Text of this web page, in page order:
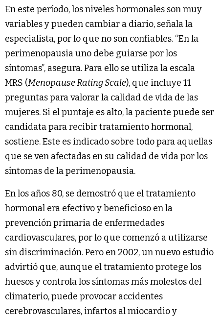
En este período, los niveles hormonales son muy
variables y pueden cambiar a diario, señala la
especialista, por lo que no son confiables. “En la
perimenopausia uno debe guiarse por los
síntomas”, asegura. Para ello se utiliza la escala
MRS (Menopause Rating Scale), que incluye 11
preguntas para valorar la calidad de vida de las
mujeres. Si el puntaje es alto, la paciente puede ser
candidata para recibir tratamiento hormonal,
sostiene. Este es indicado sobre todo para aquellas
que se ven afectadas en su calidad de vida por los
síntomas de la perimenopausia.
En los años 80, se demostró que el tratamiento
hormonal era efectivo y beneficioso en la
prevención primaria de enfermedades
cardiovasculares, por lo que comenzó a utilizarse
sin discriminación. Pero en 2002, un nuevo estudio
advirtió que, aunque el tratamiento protege los
huesos y controla los síntomas más molestos del
climaterio, puede provocar accidentes
cerebrovasculares, infartos al miocardio y